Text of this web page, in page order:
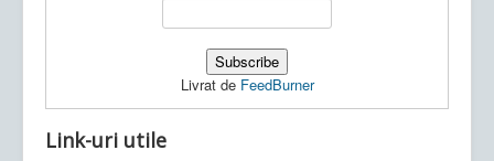
Livrat de FeedBurner
Link-uri utile